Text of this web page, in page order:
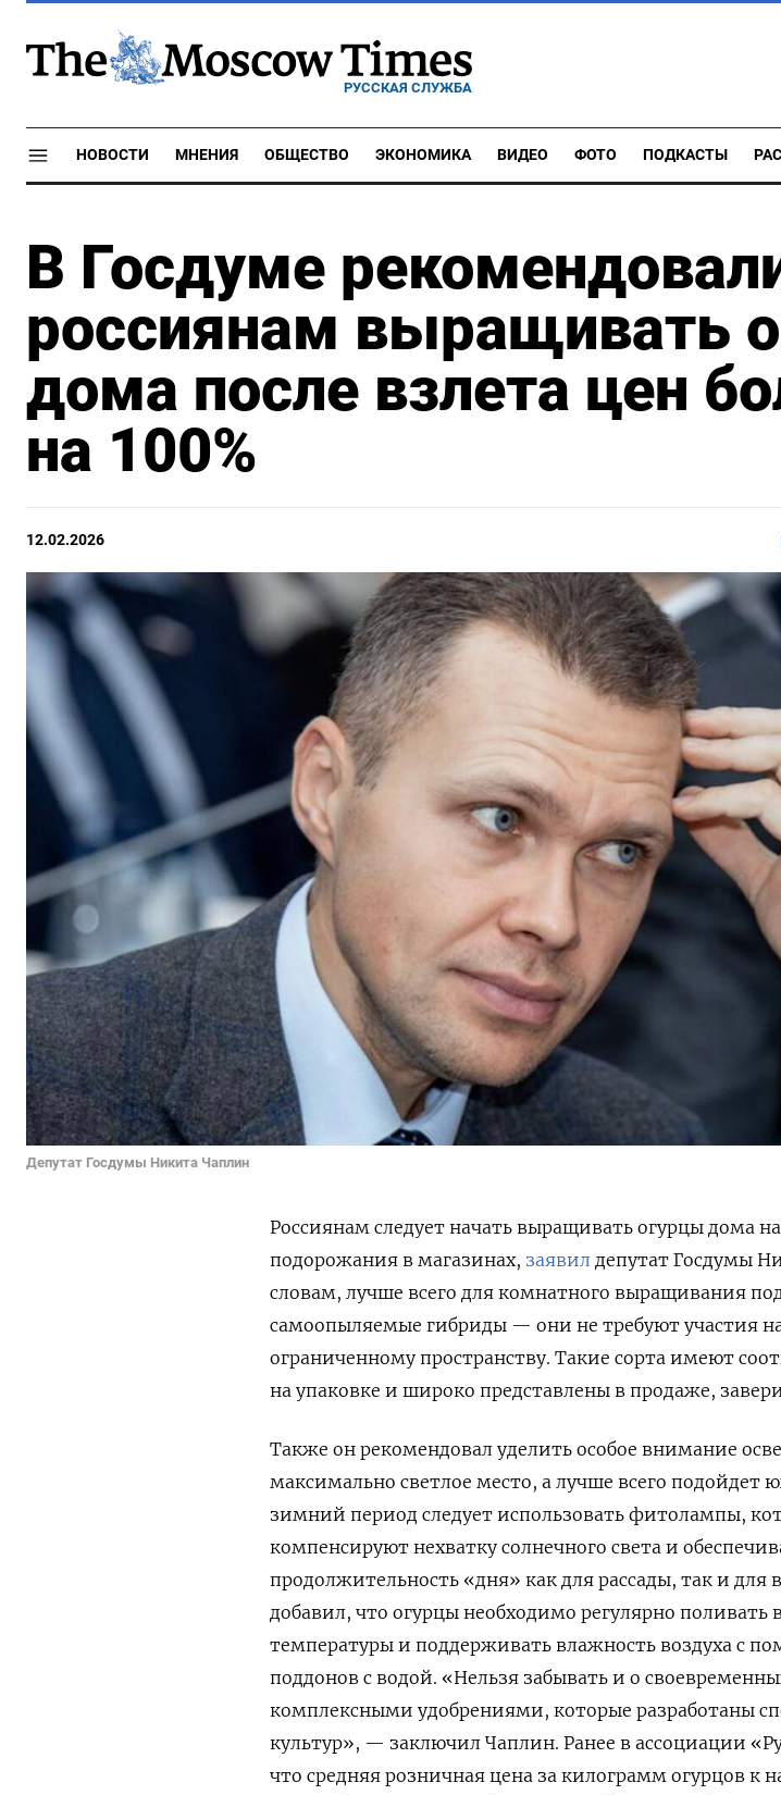
РУССКАЯ СЛУЖБА
НОВОСТИ МНЕНИЯ ОБЩЕСТВО ЭКОНОМИКА ВИДЕО ФОТО ПОДКАСТЫ
В Госдуме
россиянам выращивать
дома после взлета цен
на 100%
12.02.2026
Депутат Госдумы Никита Чаплин
Россиянам следует начать выращивать огурцы дома
подорожания в магазинах, заявил депутат Госдумы
словам, лучше всего для комнатного выращивания
самоопыляемые гибриды — они не требуют участия
ограниченному пространству. Такие сорта имеют
на упаковке и широко представлены в продаже,
Также он рекомендовал уделить особое внимание
максимально светлое место, а лучше всего подойдет
зимний период следует использовать фитолампы,
компенсируют нехватку солнечного света и
продолжительность «дня» как для рассады, так и для
добавил, что огурцы необходимо регулярно
температуры и поддерживать влажность воздуха с
поддонов с водой. «Нельзя забывать и о
комплексными удобрениями, которые разработаны
культур», — заключил Чаплин. Ранее в ассоциации
что средняя розничная цена за килограмм огурцов к